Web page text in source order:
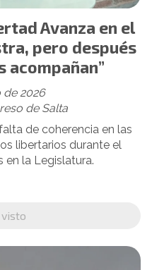
Avanza en el
pero después
acompañan”
de Salta
de 2026
de coherencia en las
libertarios durante el
la Legislatura.
visto